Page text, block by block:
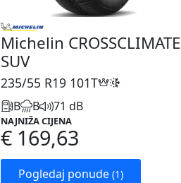
Michelin CROSSCLIMATE
SUV
235/55 R19 101T
B B 71 dB
NAJNIŽA CIJENA
€ 169,63
Pogledaj ponude (1)